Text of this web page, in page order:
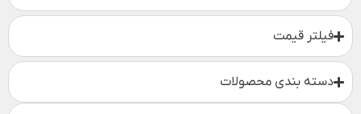
فیلتر قیمت
دسته بندی محصولات